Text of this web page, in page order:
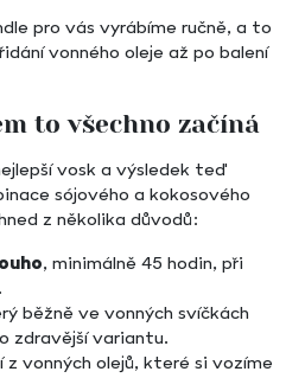
pro vás vyrábíme ručně, a to
vonného oleje až po balení
to všechno začíná
vosk a výsledek teď
sójového a kokosového
z několika důvodů:
, minimálně 45 hodin, při
běžně ve vonných svíčkách
zdravější variantu.
z vonných olejů, které si vozíme